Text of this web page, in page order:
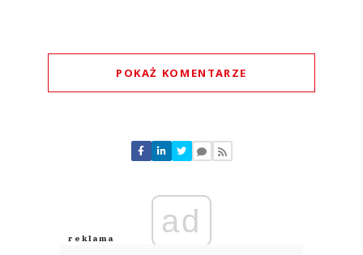
POKAŻ KOMENTARZE
Nie znaleziono komentarzy
Zostaw swoje komentarze
Anuluj
ad